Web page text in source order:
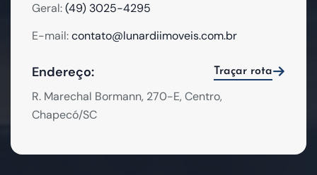
Geral:(49) 3025-4295
E-mail:contato@lunardiimoveis.com.br
Endereço: Traçar rota
R. Marechal Bormann, 270-E, Centro,
Chapecó/SC